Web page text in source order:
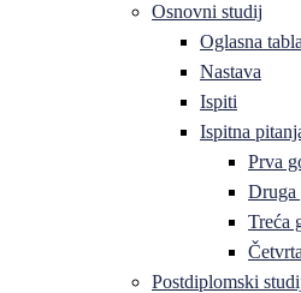
Osnovni studij
Oglasna tabla
Nastava
Ispiti
Ispitna
Prva
Druga
Treća
Postdiplomski